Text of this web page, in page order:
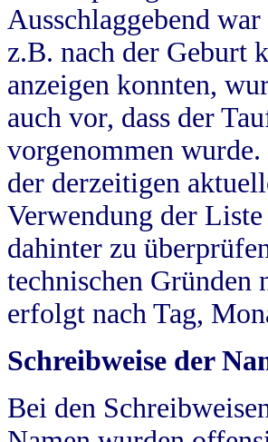
Ausschlaggebend
z.B. nach der Geburt
anzeigen konnten,
auch vor, dass der
vorgenommen
der derzeitigen
Verwendung der
dahinter zu
technischen Gründen
erfolgt nach Tag,
Schreibweise der
Bei den